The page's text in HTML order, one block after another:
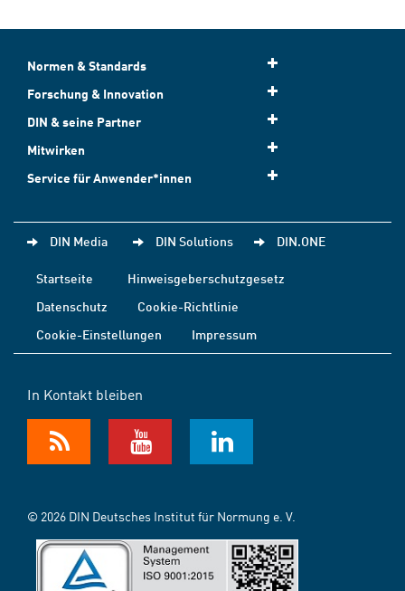
Normen & Standards
Forschung & Innovation
DIN & seine Partner
Mitwirken
Service für Anwender*innen
DIN Media DIN Solutions DIN.ONE
Startseite
Hinweisgeberschutzgesetz
Datenschutz
Cookie-Richtlinie
Cookie-Einstellungen
Impressum
In Kontakt bleiben
© 2026 DIN Deutsches Institut für Normung e. V.